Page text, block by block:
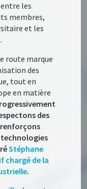
les
membres,
et les
route marque
des
tout en
en matière
des
renforçons
Stéphane
chargé de la
.